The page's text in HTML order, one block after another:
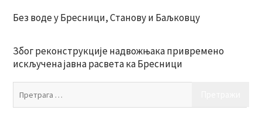
Без воде у Бресници, Станову и Баљковцу
Због реконструкције надвожњака привремено
искључена јавна расвета ка Бресници